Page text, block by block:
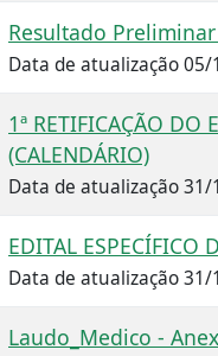
Resultado
Data de atualização
1ª RETIFICAÇÃO DO
(CALENDÁRIO)
Data de atualização
EDITAL ESPECÍFICO
Data de atualização
Laudo_Medico -